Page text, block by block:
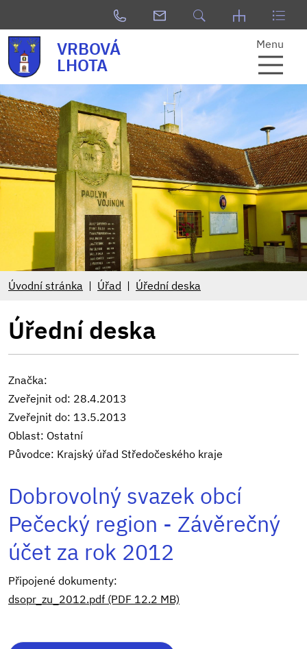
VRBOVÁ
LHOTA
Menu
Úvodní stránka Úřad Úřední deska
Úřední deska
Značka:
Zveřejnit od: 28.4.2013
Zveřejnit do: 13.5.2013
Oblast: Ostatní
Původce: Krajský úřad Středočeského kraje
Dobrovolný svazek obcí
Pečecký region - Závěrečný
účet za rok 2012
Připojené dokumenty:
dsopr_zu_2012.pdf (PDF 12.2 MB)